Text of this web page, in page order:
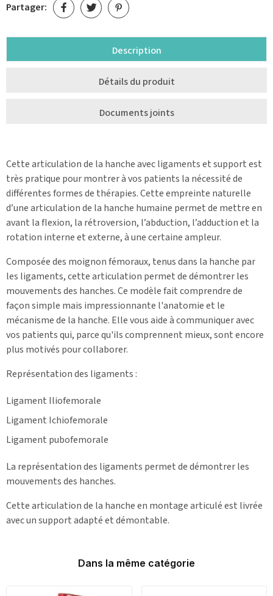
Partager:
Description
Détails du produit
Documents joints
Cette articulation de la hanche avec ligaments et support est
très pratique pour montrer à vos patients la nécessité de
différentes formes de thérapies. Cette empreinte naturelle
d’une articulation de la hanche humaine permet de mettre en
avant la flexion, la rétroversion, l’abduction, l’adduction et la
rotation interne et externe, à une certaine ampleur.
Composée des moignon fémoraux, tenus dans la hanche par
les ligaments, cette articulation permet de démontrer les
mouvements des hanches. Ce modèle fait comprendre de
façon simple mais impressionnante l'anatomie et le
mécanisme de la hanche. Elle vous aide à communiquer avec
vos patients qui, parce qu'ils comprennent mieux, sont encore
plus motivés pour collaborer.
Représentation des ligaments :
Ligament Iliofemorale
Ligament Ichiofemorale
Ligament pubofemorale
La représentation des ligaments permet de démontrer les
mouvements des hanches.
Cette articulation de la hanche en montage articulé est livrée
avec un support adapté et démontable.
Dans la même catégorie